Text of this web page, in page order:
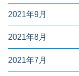
2021年9月
2021年8月
2021年7月